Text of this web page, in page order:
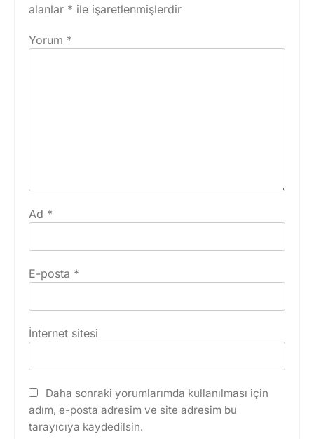
alanlar * ile işaretlenmişlerdir
Yorum *
Ad *
E-posta *
İnternet sitesi
Daha sonraki yorumlarımda kullanılması için
adım, e-posta adresim ve site adresim bu
tarayıcıya kaydedilsin.